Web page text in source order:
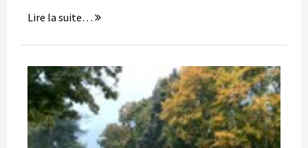
La
de
et
le
festival
du
livre
-
Lire la suite…